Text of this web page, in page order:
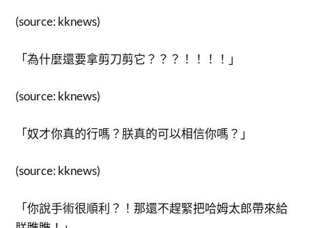
(source: kknews)
「為什麼還要拿剪刀剪它？？？！！！！」
(source: kknews)
「奴才你真的行嗎？朕真的可以相信你嗎？」
(source: kknews)
「你說手術很順利？！那還不趕緊把哈姆太郎帶來給